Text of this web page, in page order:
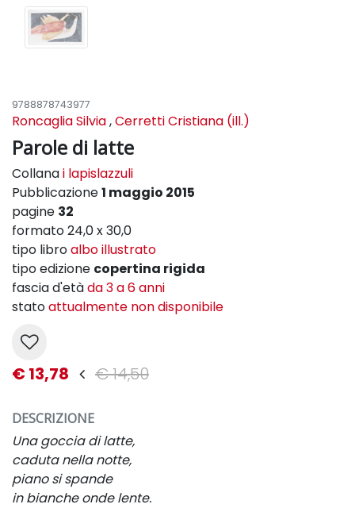
9788878743977
Roncaglia Silvia,Cerretti Cristiana (ill.)
Parole di latte
Collanai lapislazzuli
Pubblicazione1 maggio 2015
pagine 32
formato 24,0 x 30,0
tipo libroalbo illustrato
tipo edizione copertina rigida
fascia d'etàda 3 a 6 anni
statoattualmente non disponibile
€ 13,78 € 14,50
DESCRIZIONE
Una goccia di latte,
caduta nella notte,
piano si spande
in bianche onde lente.